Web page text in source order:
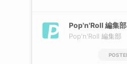
Pop'n'Roll 編集部
Pop'n'Roll 編集部